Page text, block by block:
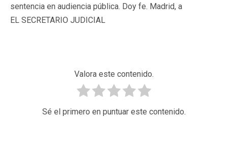
sentencia en audiencia pública. Doy fe. Madrid, a
EL SECRETARIO JUDICIAL
Valora este contenido.
Sé el primero en puntuar este contenido.